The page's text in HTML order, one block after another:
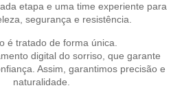
etapa e uma time experiente para
segurança e resistência.
é tratado de forma única.
digital do sorriso, que garante
Assim, garantimos precisão e
naturalidade.